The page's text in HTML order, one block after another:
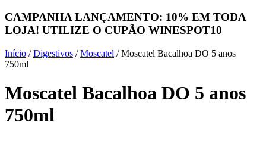
Herdade do Sobroso Alentejo
Herdade dos Coteis Alentejo
Herdade Papa Leite - Alentejo
CAMPANHA LANÇAMENTO: 10% EM TODA
LOJA! UTILIZE O CUPÃO WINESPOT10
Início /Digestivos /Moscatel / Moscatel Bacalhoa DO 5 anos
750ml
Moscatel Bacalhoa DO 5 anos
750ml